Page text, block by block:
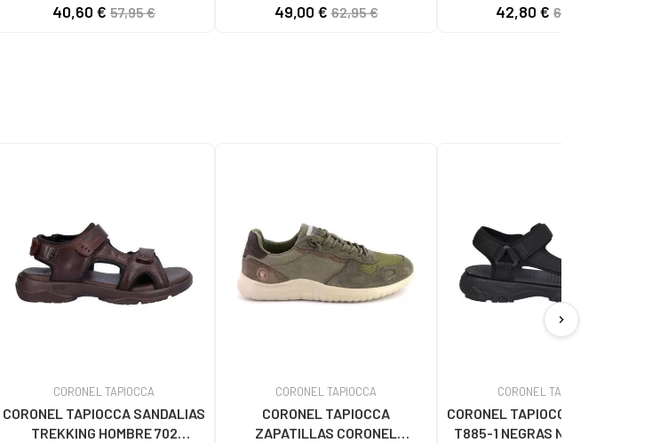
BLANCO
40,60 € 57,95 € 49,00 €62,95 € 42,80 € 62,95 €
CORONEL TAPIOCCA
CORONEL TAPIOCCA SANDALIAS
TREKKING HOMBRE 702
CORONEL TAPIOCCA
CORONEL TAPIOCCA
ZAPATILLAS CORONEL
CORONEL TAPIOCCA
CORONEL TAPIOCCA SANDALIAS
T885-1 NEGRAS NEGRONEGRO
chevron_right